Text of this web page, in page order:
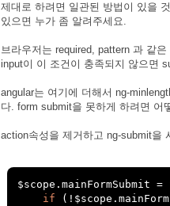
제대로 하려면 일관된 방법이 있을
있으면 누가 좀 알려주세요.
브라우저는 required, pattern 과 같
input이 이 조건이 충족되지 않으면
angular는 여기에 더해서 ng-
다. form submit을 못하게 하려면 어
action속성을 제거하고 ng-submit을
$scope . mainFormSubmit =
if
(! $scope . mainForm